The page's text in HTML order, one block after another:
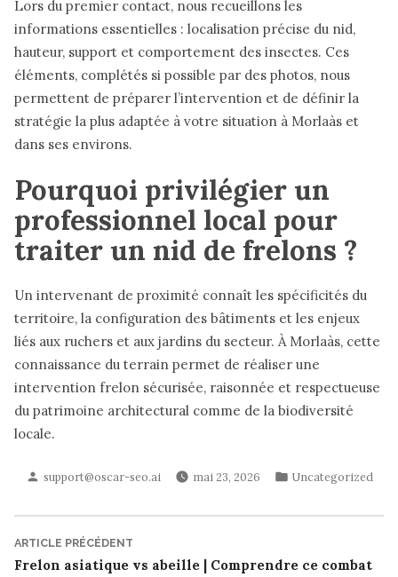
Lors du premier contact, nous recueillons les
informations essentielles : localisation précise du nid,
hauteur, support et comportement des insectes. Ces
éléments, complétés si possible par des photos, nous
permettent de préparer l’intervention et de définir la
stratégie la plus adaptée à votre situation à Morlaàs et
dans ses environs.
Pourquoi privilégier un
professionnel local pour
traiter un nid de frelons ?
Un intervenant de proximité connaît les spécificités du
territoire, la configuration des bâtiments et les enjeux
liés aux ruchers et aux jardins du secteur. À Morlaàs, cette
connaissance du terrain permet de réaliser une
intervention frelon sécurisée, raisonnée et respectueuse
du patrimoine architectural comme de la biodiversité
locale.
Publié
support@oscar-seo.ai mai 23, 2026
Publié
Uncategorized
Navigation
ARTICLE PRÉCÉDENT
précédent :
Frelon asiatique vs abeille | Comprendre ce combat